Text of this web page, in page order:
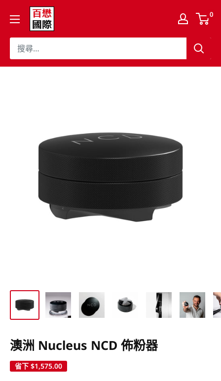
百
懋
國
際
股
0
澳洲 Nucleus NCD 佈粉器
省下 $1,575.00